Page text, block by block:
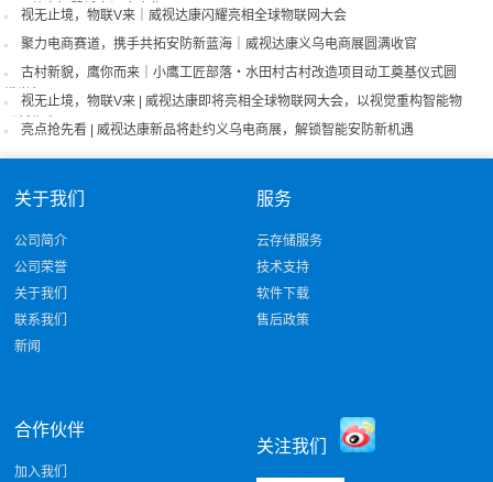
研，共商智慧城市深度合作
视无止境，物联V来｜威视达康闪耀亮相全球物联网大会
聚力电商赛道，携手共拓安防新蓝海｜威视达康义乌电商展圆满收官
古村新貌，鹰你而来｜小鹰工匠部落・水田村古村改造项目动工奠基仪式圆
满举行
视无止境，物联V来 | 威视达康即将亮相全球物联网大会，以视觉重构智能物
联新生态！
亮点抢先看 | 威视达康新品将赴约义乌电商展，解锁智能安防新机遇
关于我们
公司简介
公司荣誉
关于我们
联系我们
新闻
服务
云存储服务
技术支持
软件下载
售后政策
合作伙伴
加入我们
关注我们